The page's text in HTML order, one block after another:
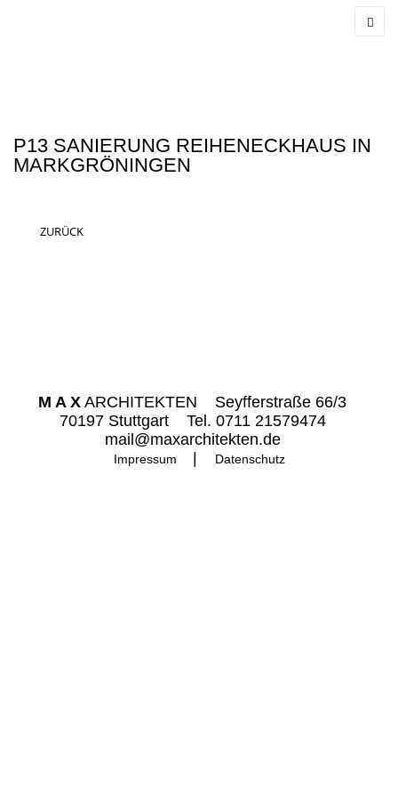
P13 SANIERUNG REIHENECKHAUS IN
MARKGRÖNINGEN
ZURÜCK
M A X ARCHITEKTEN
Seyfferstraße 66/3
70197 Stuttgart
Tel. 0711 21579474
mail@maxarchitekten.de
Impressum Datenschutz